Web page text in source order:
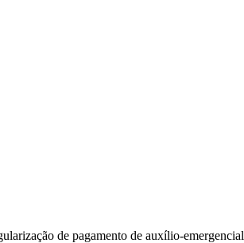
de pagamento de auxílio-emergencial